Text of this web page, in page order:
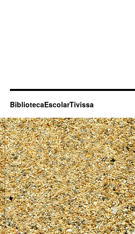
BibliotecaEscolarTivissa